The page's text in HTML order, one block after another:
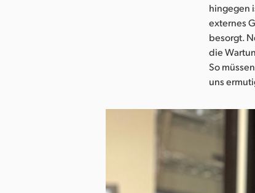
hingegen
externes
besorgt.
die
So
uns